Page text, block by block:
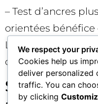
– Test d’ancres
orientées bénéfice
Les ancres
contextuelle et,
Stratégies
We respect your
Cookies help us
deliver personalized
traffic. You can
by clicking